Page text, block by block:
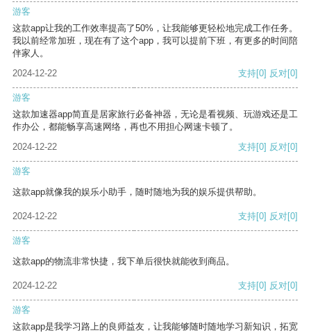
游客
这款app让我的工作效率提高了50%，让我能够更轻松地完成工作任务。
我以前经常加班，现在有了这个app，我可以提前下班，有更多的时间陪
伴家人。
2024-12-22
支持[0] 反对[0]
游客
这款加速器app简直是居家旅行必备神器，无论是看视频、玩游戏还是工
作办公，都能畅享高速网络，再也不用担心网速卡顿了。
2024-12-22
支持[0] 反对[0]
游客
这款app就像我的娱乐小助手，随时随地为我的娱乐提供帮助。
2024-12-22 支持[0] 反对[0]
游客
这款app的物流非常快捷，我下单后很快就能收到商品。
2024-12-22 支持[0] 反对[0]
游客
这款app是我学习路上的良师益友，让我能够随时随地学习新知识，拓宽